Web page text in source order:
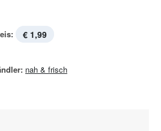
€ 1,99
nah & frisch